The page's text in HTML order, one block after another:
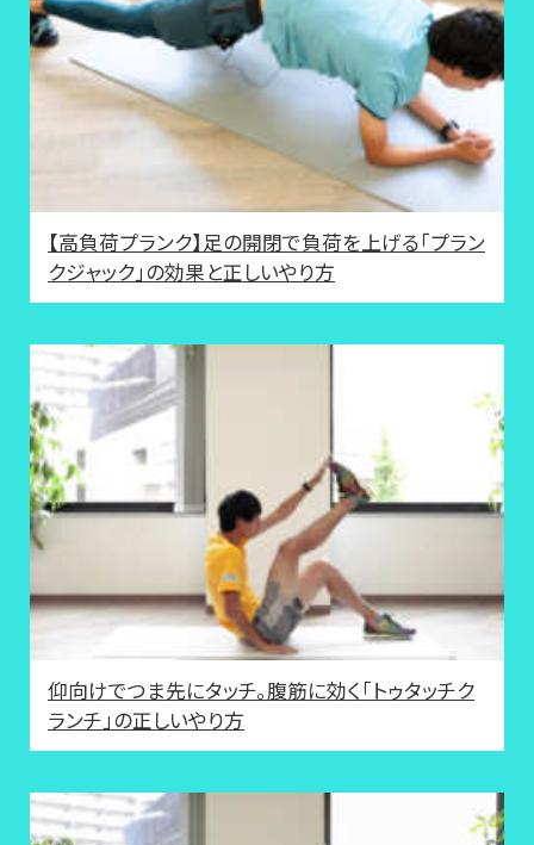
【高負荷プランク】足の開閉で負荷を上げる「プラン
クジャック」の効果と正しいやり方
仰向けでつま先にタッチ。腹筋に効く「トゥタッチク
ランチ」の正しいやり方